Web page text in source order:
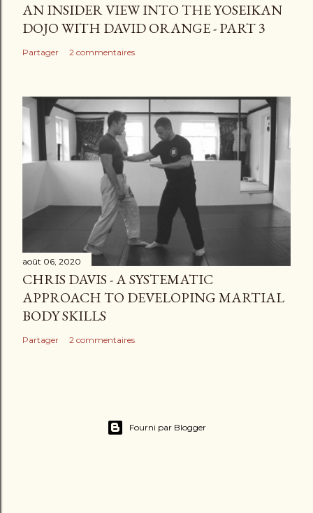
AN INSIDER VIEW INTO THE YOSEIKAN
DOJO WITH DAVID ORANGE - PART 3
Partager 2 commentaires
août 06, 2020
CHRIS DAVIS - A SYSTEMATIC
APPROACH TO DEVELOPING MARTIAL
BODY SKILLS
Partager 2 commentaires
Fourni par Blogger